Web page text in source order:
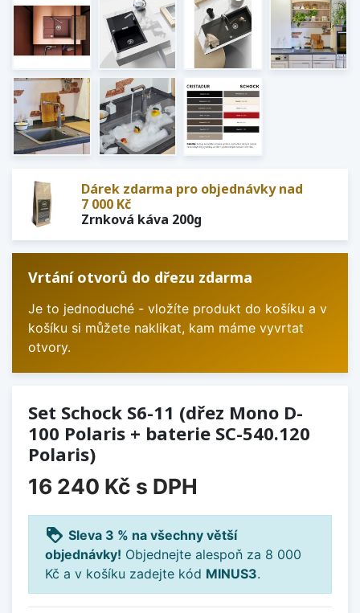
Dárek zdarma pro objednávky nad
7 000 Kč
Zrnková káva 200g
Vrtání otvorů do dřezu zdarma
Je to jednoduché - vložíte produkt do košíku a v
košíku si můžete naklikat, kam máme vyvrtat
otvory.
Set Schock S6-11 (dřez Mono D-
100 Polaris + baterie SC-540.120
Polaris)
16 240 Kč s DPH
loyalty Sleva 3 % na všechny větší
objednávky! Objednejte alespoň za 8 000
Kč a v košíku zadejte kód MINUS3.